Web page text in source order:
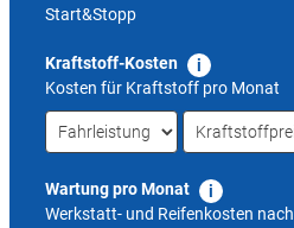
Start&Stopp
Kraftstoff-Kosten
Kosten für Kraftstoff pro Monat
Wartung pro Monat
Werkstatt- und Reifenkosten nach